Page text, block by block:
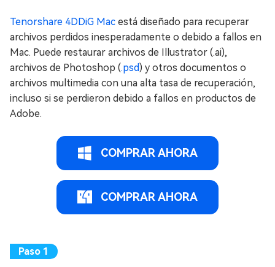
Tenorshare 4DDiG Mac está diseñado para recuperar
archivos perdidos inesperadamente o debido a fallos en
Mac. Puede restaurar archivos de Illustrator (.ai),
archivos de Photoshop (.psd) y otros documentos o
archivos multimedia con una alta tasa de recuperación,
incluso si se perdieron debido a fallos en productos de
Adobe.
COMPRAR AHORA
COMPRAR AHORA